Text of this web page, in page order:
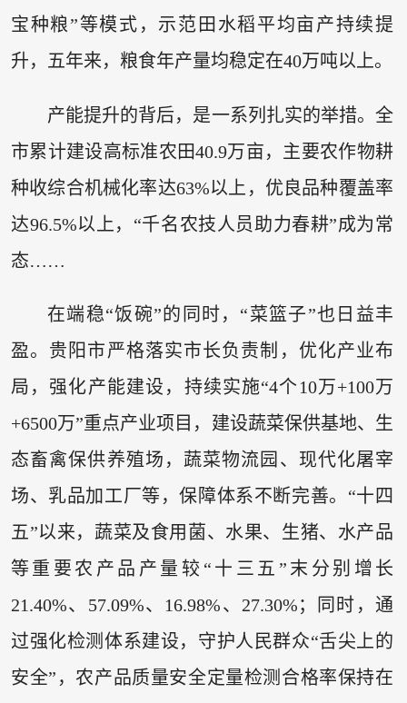
宝种粮”等模式，示范田水稻平均亩产持续提
升，五年来，粮食年产量均稳定在40万吨以上。
产能提升的背后，是一系列扎实的举措。全
市累计建设高标准农田40.9万亩，主要农作物耕
种收综合机械化率达63%以上，优良品种覆盖率
达96.5%以上，“千名农技人员助力春耕”成为常
态……
在端稳“饭碗”的同时，“菜篮子”也日益丰
盈。贵阳市严格落实市长负责制，优化产业布
局，强化产能建设，持续实施“4个10万+100万
+6500万”重点产业项目，建设蔬菜保供基地、生
态畜禽保供养殖场，蔬菜物流园、现代化屠宰
场、乳品加工厂等，保障体系不断完善。“十四
五”以来，蔬菜及食用菌、水果、生猪、水产品
等重要农产品产量较“十三五”末分别增长
21.40%、57.09%、16.98%、27.30%；同时，通
过强化检测体系建设，守护人民群众“舌尖上的
安全”，农产品质量安全定量检测合格率保持在